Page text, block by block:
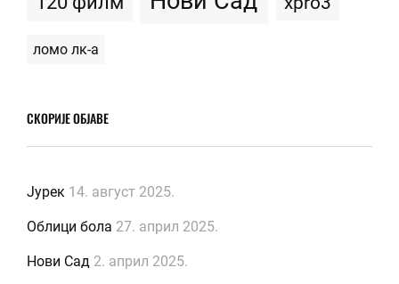
ломо лк-а
СКОРИЈЕ ОБЈАВЕ
Јурек 14. август 2025.
Облици бола 27. април 2025.
Нови Сад 2. април 2025.